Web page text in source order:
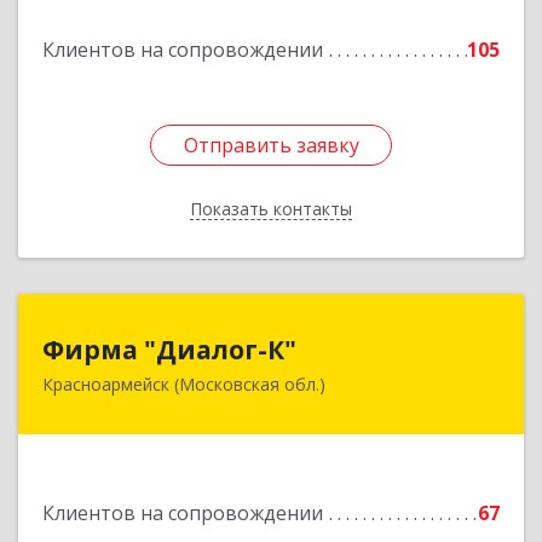
Клиентов на сопровождении 105
Отправить заявку
Показать контакты
Отправить заявку
Назад
Фирма "Диалог-К"
Красноармейск (Московская обл.)
Клиентов на сопровождении 67
141292, Московская обл, Красноармейск г,